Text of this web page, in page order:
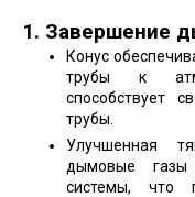
1. Завершение
Конус
трубы к
способствует
трубы.
Улучшенная
дымовые газы
системы, что